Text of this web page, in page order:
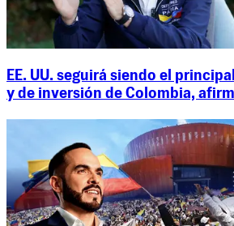
EE. UU. seguirá siendo el
y de inversión de Colombia,